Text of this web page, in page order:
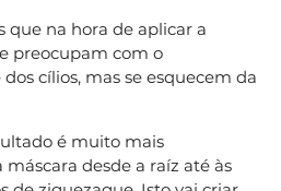
que na hora de aplicar a
preocupam com o
cílios, mas se esquecem da
é muito mais
desde a raíz até às